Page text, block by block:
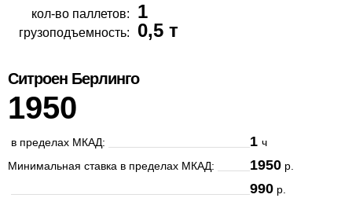
кол-во паллетов: 1
грузоподъемность: 0,5 т
Ситроен Берлинго
1950
в пределах МКАД: 1ч
Минимальная ставка в пределах МКАД:
1950 р.
990 р.